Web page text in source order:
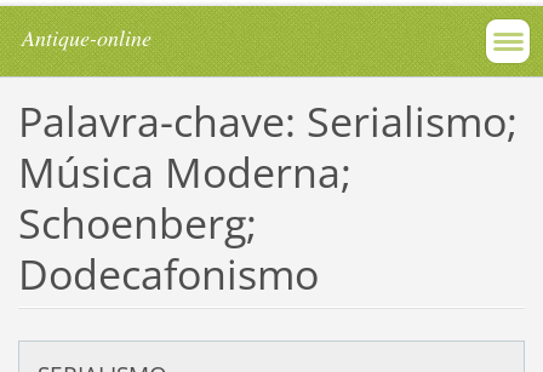
Antique-online
Palavra-chave: Serialismo;
Música Moderna;
Schoenberg;
Dodecafonismo